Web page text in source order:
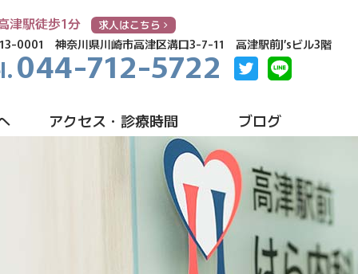
津駅徒歩1分 求人はこちら
0001 神奈川県川崎市高津区溝口3-7-11 高津駅前J’sビル3階
044-712-5722
アクセス・診療時間 ブログ